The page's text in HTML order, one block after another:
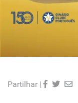
Partilhar |